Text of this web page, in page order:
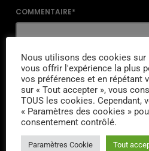
COMMENTAIRE*
NOM*
EMAIL*
Nous utilisons des cookies sur
vous offrir l'expérience la plus
vos préférences et en répétant
sur « Tout accepter », vous
TOUS les cookies. Cependant,
« Paramètres des cookies »
consentement contrôlé.
Paramètres Cookie Tout